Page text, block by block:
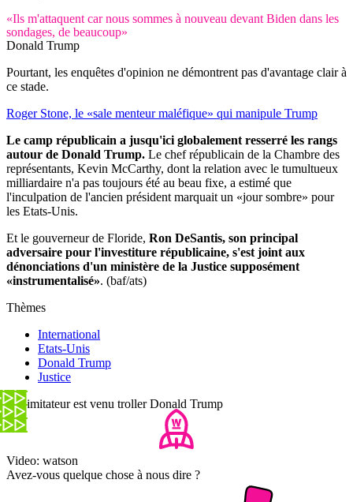
«Ils m'attaquent car nous sommes à nouveau devant Biden dans les
sondages, de beaucoup»
Donald Trump
Pourtant, les enquêtes d'opinion ne démontrent pas d'avantage clair à
ce stade.
Roger Stone, le «sale menteur maléfique» qui manipule Trump
Le camp républicain a jusqu'ici globalement resserré les rangs
autour de Donald Trump. Le chef républicain de la Chambre des
représentants, Kevin McCarthy, dont la relation avec le tumultueux
milliardaire n'a pas toujours été au beau fixe, a estimé que
l'inculpation de l'ancien président marquait un «jour sombre» pour
les Etats-Unis.
Et le gouverneur de Floride, Ron DeSantis, son principal
adversaire pour l'investiture républicaine, s'est joint aux
dénonciations d'un ministère de la Justice supposément
«instrumentalisé». (baf/ats)
Thèmes
International
Etats-Unis
Donald Trump
Justice
Cet imitateur est venu troller Donald Trump
Video: watson
Avez-vous quelque chose à nous dire ?